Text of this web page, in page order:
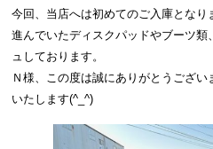
今回、当店へは初めてのご入庫とな
進んでいたディスクパッドやブーツ
ュしております。
Ｎ様、この度は誠にありがとうござ
いたします(^_^)